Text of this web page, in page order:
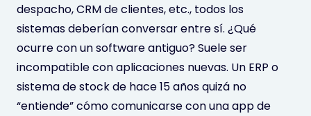
despacho, CRM de clientes, etc., todos los
sistemas deberían conversar entre sí. ¿Qué
ocurre con un software antiguo? Suele ser
incompatible con aplicaciones nuevas. Un ERP o
sistema de stock de hace 15 años quizá no
“entiende” cómo comunicarse con una app de